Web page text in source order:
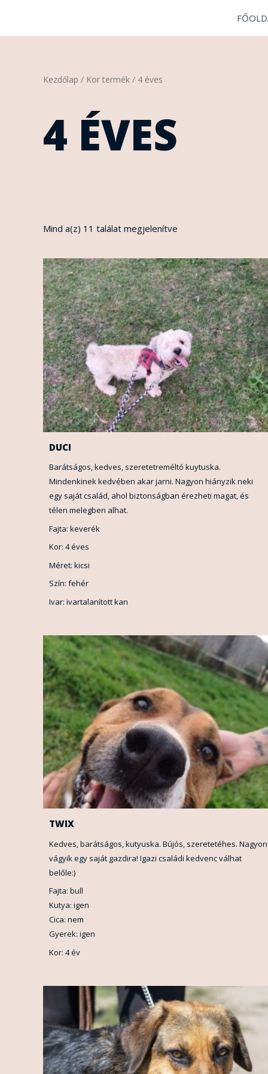
content
Kezdőlap / Kor termék / 4 éves
4 ÉVES
Mind a(z) 11 találat megjelenítve
DUCI
Barátságos, kedves, szeretetreméltó kuytuska.
Mindenkinek kedvében akar jarni. Nagyon hiányzik neki
egy saját család, ahol biztonságban érezheti magat, és
télen melegben alhat.
Fajta: keverék
Kor: 4 éves
Méret: kicsi
Szín: fehér
Ivar: ivartalanított kan
TWIX
Kedves, barátságos, kutyuska. Bújós, szeretetéhes. Nagyon
vágyik egy saját gazdira! Igazi családi kedvenc válhat
belőle:)
Fajta: bull
Kutya: igen
Cica: nem
Gyerek: igen
Kor: 4 év